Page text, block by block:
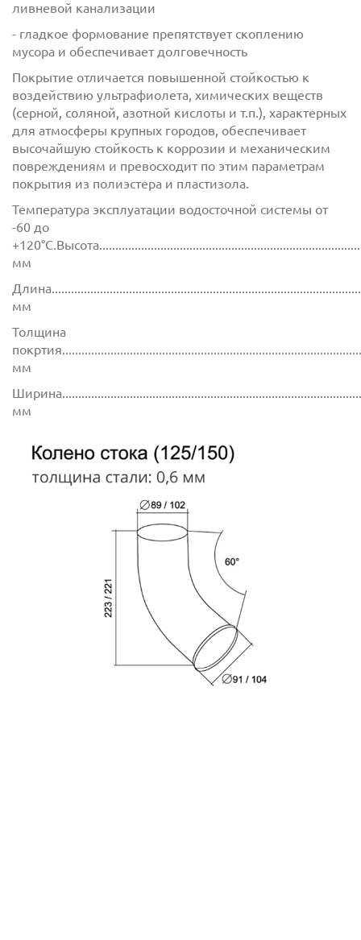
ливневой канализации
- гладкое формование препятствует скоплению
мусора и обеспечивает долговечность
Покрытие отличается повышенной стойкостью к
воздействию ультрафиолета, химических веществ
(серной, соляной, азотной кислоты и т.п.), характерных
для атмосферы крупных городов, обеспечивает
высочайшую стойкость к коррозии и механическим
повреждениям и превосходит по этим параметрам
покрытия из полиэстера и пластизола.
Температура эксплуатации водосточной системы от
-60 до
мм
мм
Толщина
мм
мм